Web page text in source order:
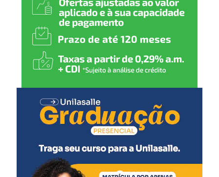
Rotavírus (1ª dose)
3 meses
Meningocócica C (1ª dose)
4 meses:
Pentavalente (2ª dose)
Pólio (2ª dose)
Pneumocócica (2ª dose)
5 meses: